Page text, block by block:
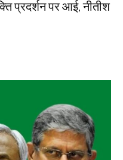
प्रदर्शन पर आई, नीतीश